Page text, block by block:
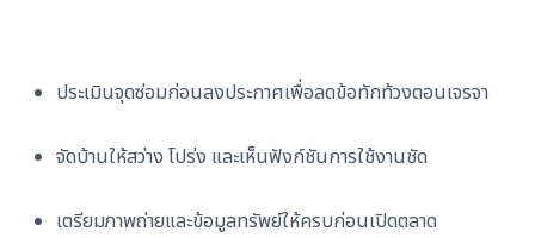
ประเมินจุดซ่อมก่อนลงประกาศเพื่อลดข้อทักท้วงตอนเจรจา
จัดบ้านให้สว่าง โปร่ง และเห็นฟังก์ชันการใช้งานชัด
เตรียมภาพถ่ายและข้อมูลทรัพย์ให้ครบก่อนเปิดตลาด